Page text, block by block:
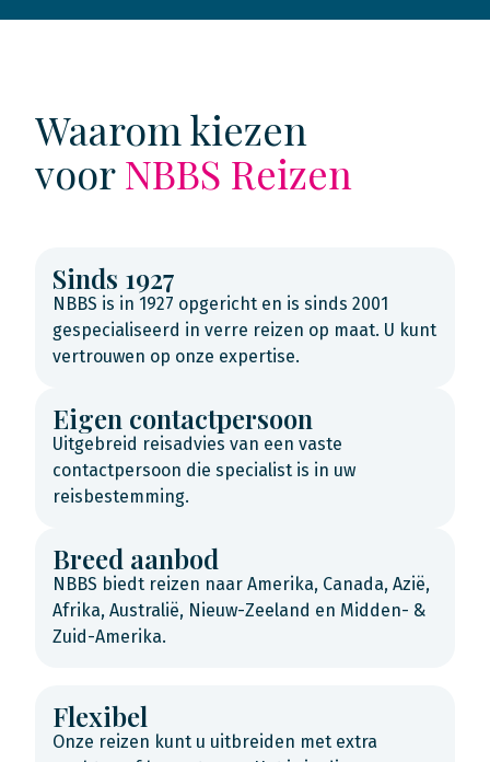
Waarom kiezen
voorNBBS Reizen
Sinds 1927
NBBS is in 1927 opgericht en is sinds 2001
gespecialiseerd in verre reizen op maat. U kunt
vertrouwen op onze expertise.
Eigen contactpersoon
Uitgebreid reisadvies van een vaste
contactpersoon die specialist is in uw
reisbestemming.
Breed aanbod
NBBS biedt reizen naar Amerika, Canada, Azië,
Afrika, Australië, Nieuw-Zeeland en Midden- &
Zuid-Amerika.
Flexibel
Onze reizen kunt u uitbreiden met extra